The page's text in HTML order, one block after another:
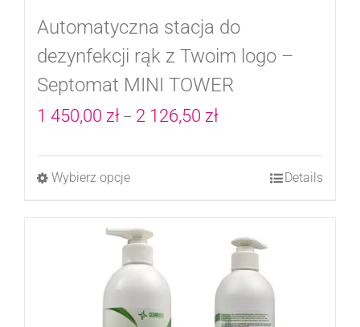
Automatyczna stacja do
dezynfekcji rąk z Twoim logo –
Septomat MINI TOWER
1 450,00 zł – 2 126,50 złZakres
do
2
126,50 zł
Wybierz opcjeTen
ma
wiele
wariantów.
Opcje
Details